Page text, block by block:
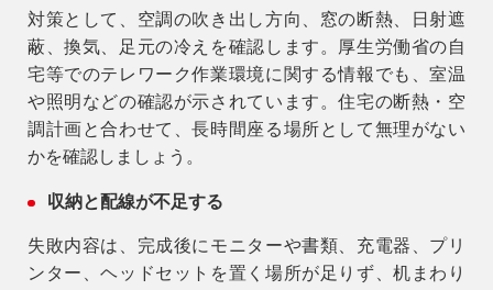
対策として、空調の吹き出し方向、窓の断熱、日射遮
蔽、換気、足元の冷えを確認します。厚生労働省の自
宅等でのテレワーク作業環境に関する情報でも、室温
や照明などの確認が示されています。住宅の断熱・空
調計画と合わせて、長時間座る場所として無理がない
かを確認しましょう。
収納と配線が不足する
失敗内容は、完成後にモニターや書類、充電器、プリ
ンター、ヘッドセットを置く場所が足りず、机まわり